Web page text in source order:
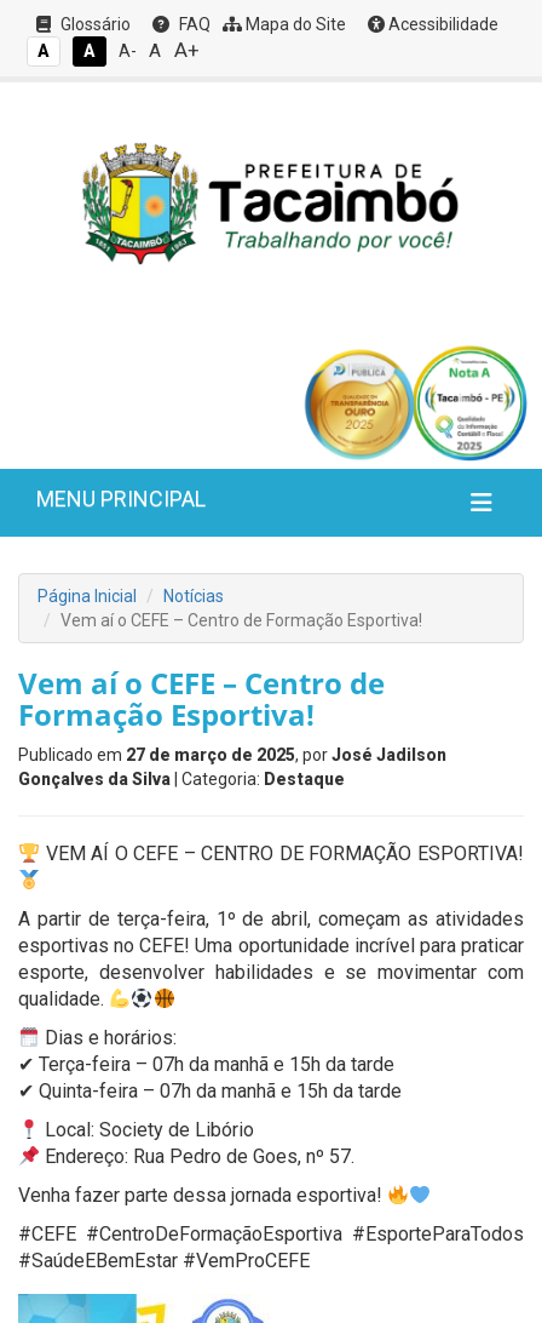
Glossário FAQ Mapa do Site
Acessibilidade
A
A A- A A+
MENU PRINCIPAL
Página Inicial
Notícias
Vem aí o CEFE – Centro de Formação Esportiva!
Vem aí o CEFE – Centro de
Formação Esportiva!
Publicado em 27 de março de 2025, porJosé Jadilson
Gonçalves da Silva | Categoria: Destaque
VEM AÍ O CEFE – CENTRO DE FORMAÇÃO ESPORTIVA!
A partir de terça-feira, 1º de abril, começam as atividades
esportivas no CEFE! Uma oportunidade incrível para praticar
esporte, desenvolver habilidades e se movimentar com
qualidade.
Dias e horários:
✔ Terça-feira – 07h da manhã e 15h da tarde
✔ Quinta-feira – 07h da manhã e 15h da tarde
Local: Society de Libório
Endereço: Rua Pedro de Goes, nº 57.
Venha fazer parte dessa jornada esportiva!
#CEFE #CentroDeFormaçãoEsportiva #EsporteParaTodos
#SaúdeEBemEstar #VemProCEFE